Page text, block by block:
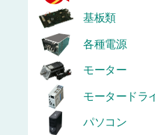
基板類
各種電源
モーター
モータードラ
パソコン